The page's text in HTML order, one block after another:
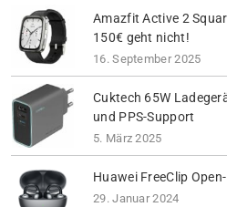
Amazfit Active 2
150€ geht nicht!
16. September 2025
Cuktech 65W
und PPS-Support
5. März 2025
Huawei FreeClip
29. Januar 2024